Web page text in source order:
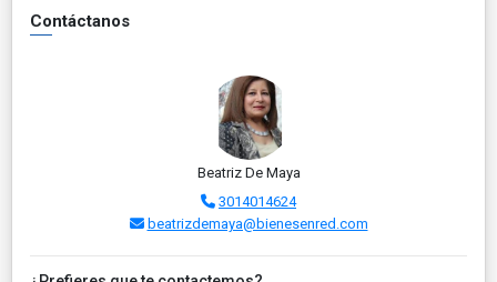
Contáctanos
Beatriz De Maya
3014014624
beatrizdemaya@bienesenred.com